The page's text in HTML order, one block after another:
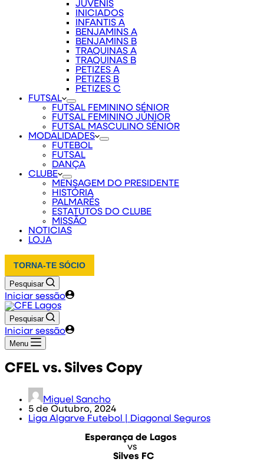
JUVENIS
INICIADOS
INFANTIS A
BENJAMINS A
BENJAMINS B
TRAQUINAS A
TRAQUINAS B
PETIZES A
PETIZES B
PETIZES C
FUTSAL
FUTSAL FEMININO SÉNIOR
FUTSAL FEMININO JÚNIOR
FUTSAL MASCULINO SÉNIOR
MODALIDADES
FUTEBOL
FUTSAL
DANÇA
CLUBE
MENSAGEM DO PRESIDENTE
HISTÓRIA
PALMARÉS
ESTATUTOS DO CLUBE
MISSÃO
NOTICIAS
LOJA
TORNA-TE SÓCIO
Pesquisar
Iniciar sessão
Pesquisar
Iniciar sessão
Menu
CFEL vs. Silves Copy
Miguel Sancho
5 de Outubro, 2024
Liga Algarve Futebol | Diagonal Seguros
Esperança de Lagos
vs
Silves FC